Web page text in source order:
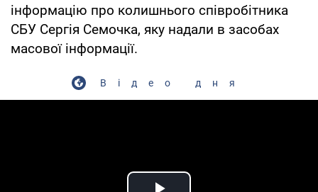
інформацію про колишнього співробітника
СБУ Сергія Семочка, яку надали в засобах
масової інформації.
Відео дня